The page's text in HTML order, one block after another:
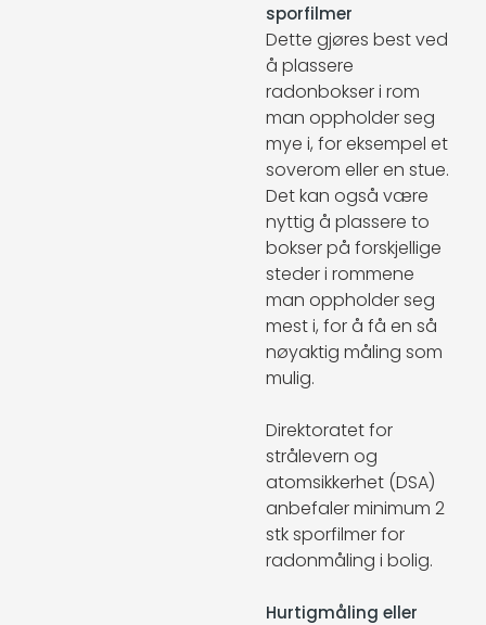
sporfilmer
Dette gjøres best ved
å plassere
radonbokser i rom
man oppholder seg
mye i, for eksempel et
soverom eller en stue.
Det kan også være
nyttig å plassere to
bokser på forskjellige
steder i rommene
man oppholder seg
mest i, for å få en så
nøyaktig måling som
mulig.
Direktoratet for
strålevern og
atomsikkerhet (DSA)
anbefaler minimum 2
stk sporfilmer for
radonmåling i bolig.
Hurtigmåling eller